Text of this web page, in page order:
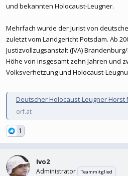
und bekannten Holocaust-Leugner.
Mehrfach wurde der Jurist von
zuletzt vom Landgericht Potsdam. Ab
Justizvollzugsanstalt (JVA)
Höhe von insgesamt zehn Jahren und
Volksverhetzung und Holocaust-
Deutscher Holocaust-Leugner Horst
orf.at
1
Ivo2
Administrator Teammitglied